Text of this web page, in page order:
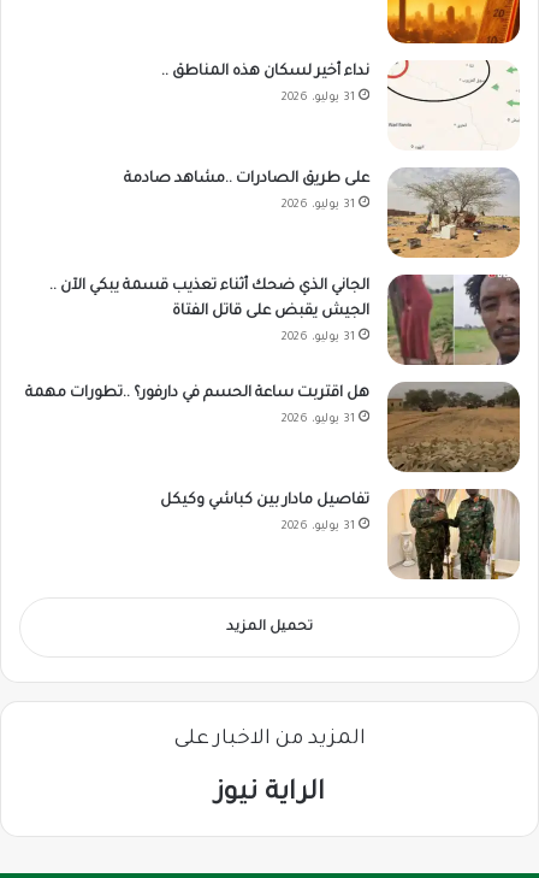
نداء أخير لسكان هذه المناطق ..
31 يوليو، 2026
على طريق الصادرات ..مشاهد صادمة
31 يوليو، 2026
الجاني الذي ضحك أثناء تعذيب قسمة يبكي الآن ..
الجيش يقبض على قاتل الفتاة
31 يوليو، 2026
هل اقتربت ساعة الحسم في دارفور؟ ..تطورات مهمة
31 يوليو، 2026
تفاصيل مادار بين كباشي وكيكل
31 يوليو، 2026
تحميل المزيد
المزيد من الاخبار على
الراية نيوز